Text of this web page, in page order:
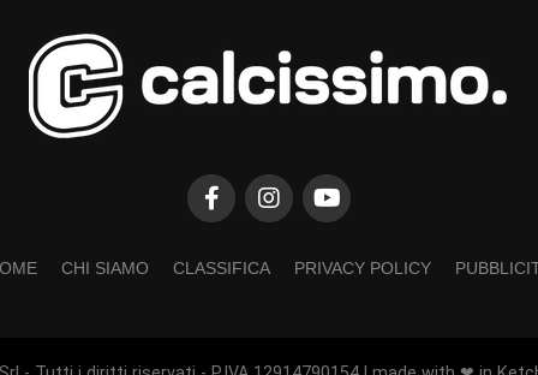
CHI SIAMO CLASSIFICA PRIVACY POLICY